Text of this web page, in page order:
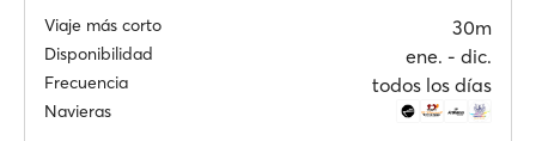
Viaje más corto 30m
Disponibilidad ene. ‐ dic.
Frecuencia todos los días
Navieras